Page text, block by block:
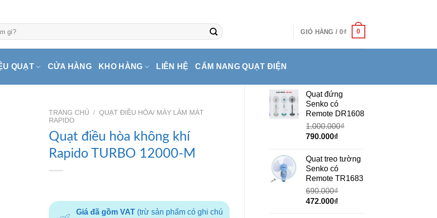
GIỎ HÀNG /0₫ 0
QUẠT CỬA HÀNG KHO HÀNG LIÊN HỆ CẨM NANG QUẠT ĐIỆN
Quạt đứng
Senko có
Remote DR1608
1.000.000₫
Giá
là:
1.000.000₫.
790.000₫Giá
tại
là:
790.000₫.
Quạt treo tường
Senko có
Remote TR1683
690.000₫
Giá
472.000₫Giá
TRANG CHỦ / QUẠT ĐIỀU HÒA/ MÁY LÀM MÁT
RAPIDO
Quạt điều hòa không khí
Rapido TURBO 12000-M
Giá đã gồm VAT(trừ sản phẩm có ghi chú